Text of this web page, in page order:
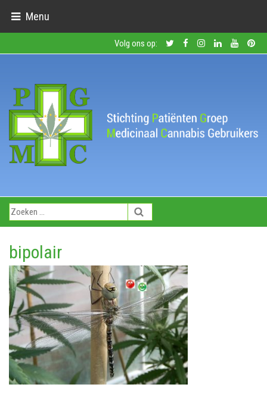
Menu
Volg ons op:
bipolair